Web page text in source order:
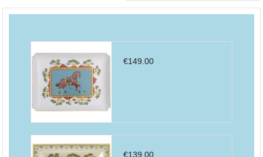
par
€149.00
€139.00